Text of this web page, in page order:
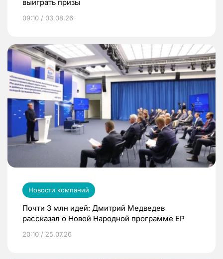
выиграть призы
09:10 / 03.08.26
Новости компаний
Почти 3 млн идей: Дмитрий Медведев
рассказал о Новой Народной программе ЕР
20:10 / 25.07.26